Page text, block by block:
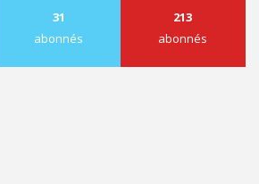
31
abonnés
213
abonnés